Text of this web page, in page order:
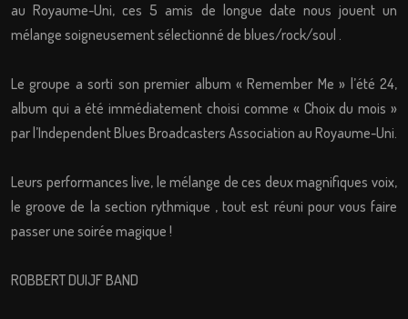
au Royaume-Uni, ces 5 amis de longue date nous jouent un
mélange soigneusement sélectionné de blues/rock/soul .
Le groupe a sorti son premier album « Remember Me » l’été 24,
album qui a été immédiatement choisi comme « Choix du mois »
par l’Independent Blues Broadcasters Association au Royaume-Uni.
Leurs performances live, le mélange de ces deux magnifiques voix,
le groove de la section rythmique , tout est réuni pour vous faire
passer une soirée magique !
ROBBERT DUIJF BAND